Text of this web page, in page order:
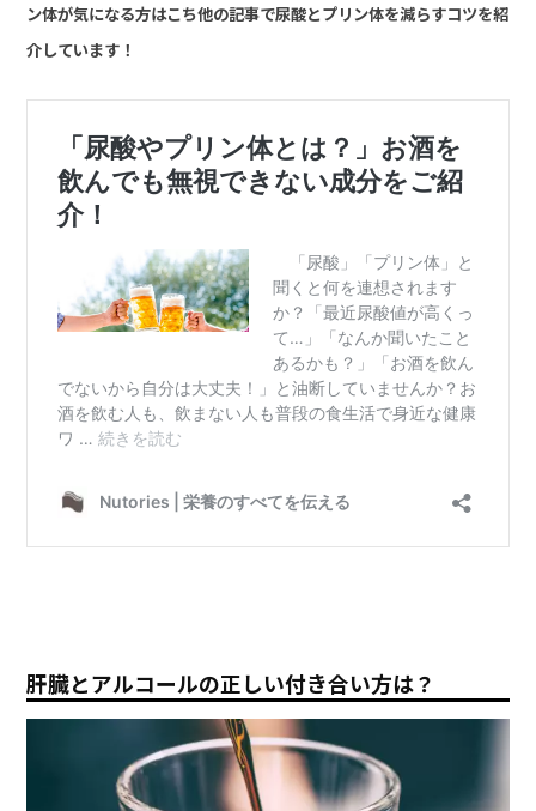
ン体が気になる方はこち他の記事で尿酸とプリン体を減らすコツを紹
介しています！
肝臓とアルコールの正しい付き合い方は？